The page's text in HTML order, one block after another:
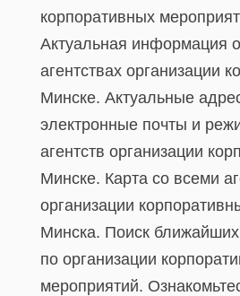
корпоративных
Актуальная информация
агентствах организации
Минске. Актуальные
электронные почты и
агентств организации
Минске. Карта со всеми
организации
Минска. Поиск
по организации
мероприятий.